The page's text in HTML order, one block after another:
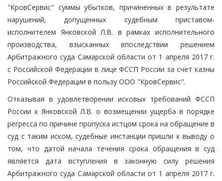
"КровСервис" суммы убытков, причиненных в результате
нарушений, допущенных судебным приставом-
исполнителем Янковской Л.В. в рамках исполнительного
производства, взысканных впоследствии решением
Арбитражного суда Самарской области от 1 апреля 2017 г.
с Российской Федерации в лице ФССП России за счет казны
Российской Федерации в пользу ООО "КровСервис".
Отказывая в удовлетворении исковых требований ФССП
России к Янковской Л.В. о возмещении ущерба в порядке
регресса по причине пропуска истцом срока на обращение в
суд с таким иском, судебные инстанции пришли к выводу о
том, что датой начала течения срока обращения в суд
является дата вступления в законную силу решения
Арбитражного суда Самарской области от 1 апреля 2017 г.